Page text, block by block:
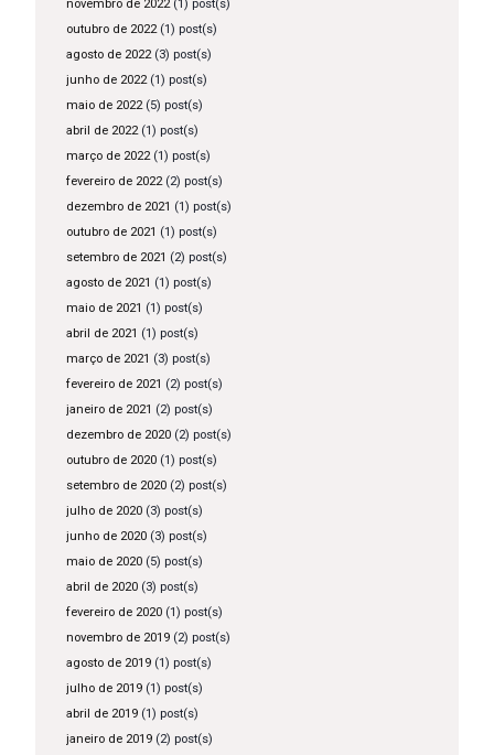
novembro de 2022(1) post(s)
outubro de 2022(1) post(s)
agosto de 2022(3) post(s)
junho de 2022(1) post(s)
maio de 2022(5) post(s)
abril de 2022(1) post(s)
março de 2022(1) post(s)
fevereiro de 2022(2) post(s)
dezembro de 2021 (1) post(s)
outubro de 2021 (1) post(s)
setembro de 2021 (2) post(s)
agosto de 2021 (1) post(s)
maio de 2021 (1) post(s)
abril de 2021 (1) post(s)
março de 2021 (3) post(s)
fevereiro de 2021 (2) post(s)
janeiro de 2021 (2) post(s)
dezembro de 2020(2) post(s)
outubro de 2020(1) post(s)
setembro de 2020(2) post(s)
julho de 2020(3) post(s)
junho de 2020(3) post(s)
maio de 2020(5) post(s)
abril de 2020(3) post(s)
fevereiro de 2020(1) post(s)
novembro de 2019(2) post(s)
agosto de 2019(1) post(s)
julho de 2019(1) post(s)
abril de 2019(1) post(s)
janeiro de 2019(2) post(s)